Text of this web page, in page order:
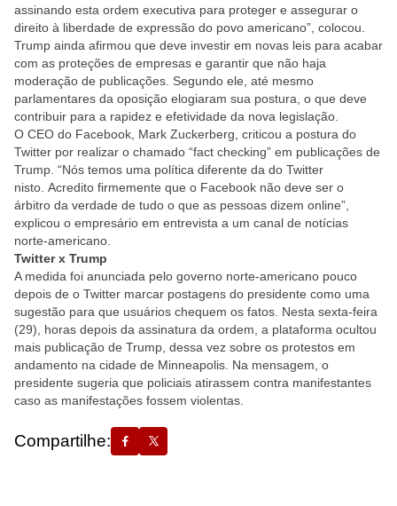
assinando esta ordem executiva para proteger e assegurar o
direito à liberdade de expressão do povo americano”, colocou.
Trump ainda afirmou que deve investir em novas leis para acabar
com as proteções de empresas e garantir que não haja
moderação de publicações. Segundo ele, até mesmo
parlamentares da oposição elogiaram sua postura, o que deve
contribuir para a rapidez e efetividade da nova legislação.
O CEO do Facebook, Mark Zuckerberg, criticou a postura do
Twitter por realizar o chamado “fact checking” em publicações de
Trump. “Nós temos uma política diferente da do Twitter
nisto. Acredito firmemente que o Facebook não deve ser o
árbitro da verdade de tudo o que as pessoas dizem online”,
explicou o empresário em entrevista a um canal de notícias
norte-americano.
Twitter x Trump
A medida foi anunciada pelo governo norte-americano pouco
depois de o Twitter marcar postagens do presidente como uma
sugestão para que usuários chequem os fatos. Nesta sexta-feira
(29), horas depois da assinatura da ordem, a plataforma ocultou
mais publicação de Trump, dessa vez sobre os protestos em
andamento na cidade de Minneapolis. Na mensagem, o
presidente sugeria que policiais atirassem contra manifestantes
caso as manifestações fossem violentas.
Compartilhe: